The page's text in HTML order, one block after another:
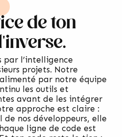
de ton
par l’intelligence
projets. Notre
par notre équipe
les outils et
avant de les intégrer
approche est claire :
nos développeurs, elle
ligne de code est